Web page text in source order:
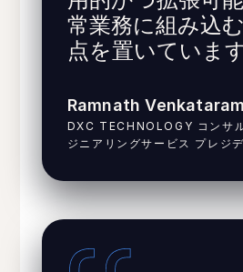
常業務に組み込
点を置いています
Ramnath
DXC TECHNOLOGY コンサ
ジニアリングサービス プレジ